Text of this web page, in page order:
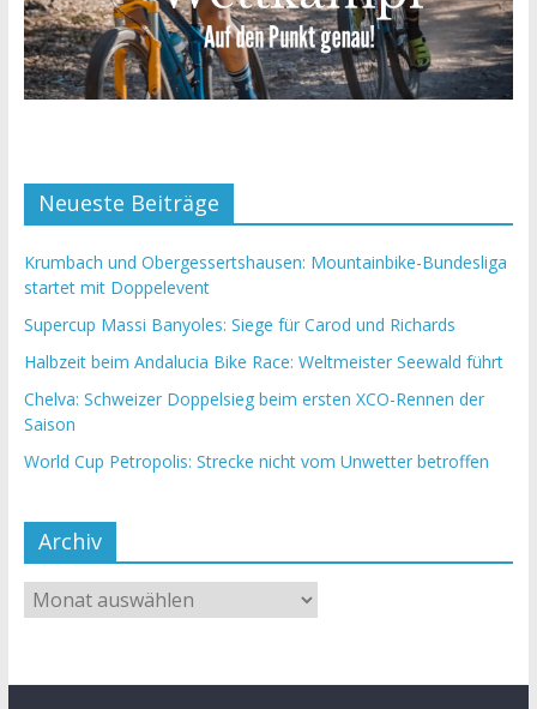
Neueste Beiträge
Krumbach und Obergessertshausen: Mountainbike-Bundesliga
startet mit Doppelevent
Supercup Massi Banyoles: Siege für Carod und Richards
Halbzeit beim Andalucia Bike Race: Weltmeister Seewald führt
Chelva: Schweizer Doppelsieg beim ersten XCO-Rennen der
Saison
World Cup Petropolis: Strecke nicht vom Unwetter betroffen
Archiv